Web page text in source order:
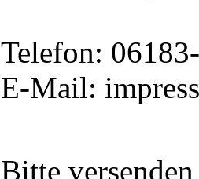
Telefon:
E-Mail:
Bitte